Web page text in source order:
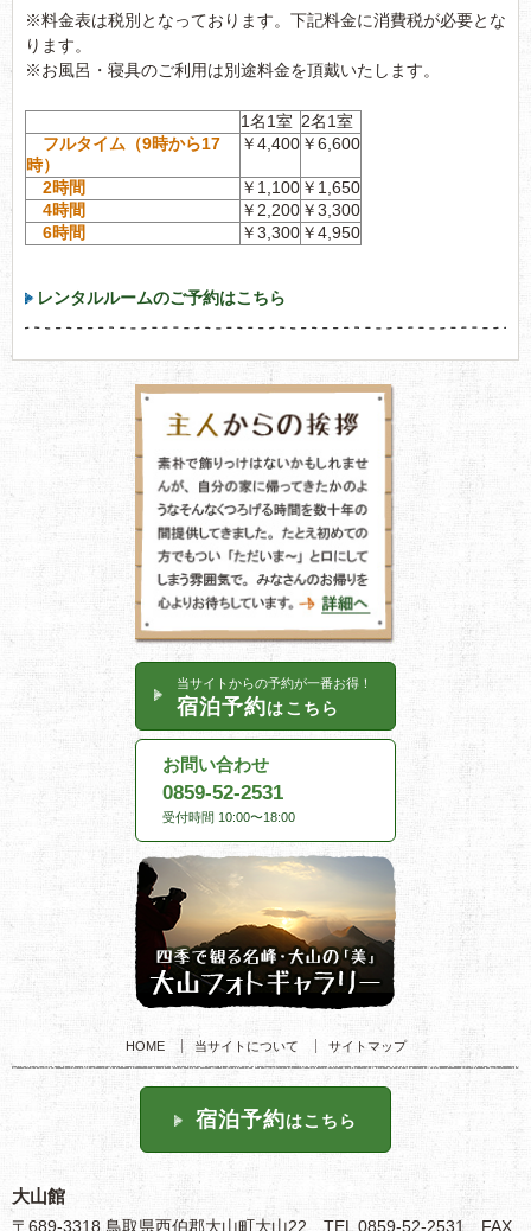
※料金表は税別となっております。下記料金に消費税が必要とな
ります。
※お風呂・寝具のご利用は別途料金を頂戴いたします。
1名1室 2名1室
フルタイム（9時から17
時）
￥4,400 ￥6,600
2時間 ￥1,100 ￥1,650
4時間
￥2,200 ￥3,300
6時間
￥3,300 ￥4,950
レンタルルームのご予約はこちら
当サイトからの予約が一番お得！
宿泊予約はこちら
お問い合わせ
0859-52-2531
受付時間 10:00〜18:00
HOME 当サイトについて サイトマップ
宿泊予約はこちら
大山館
〒689-3318 鳥取県西伯郡大山町大山22 TEL 0859-52-2531 FAX